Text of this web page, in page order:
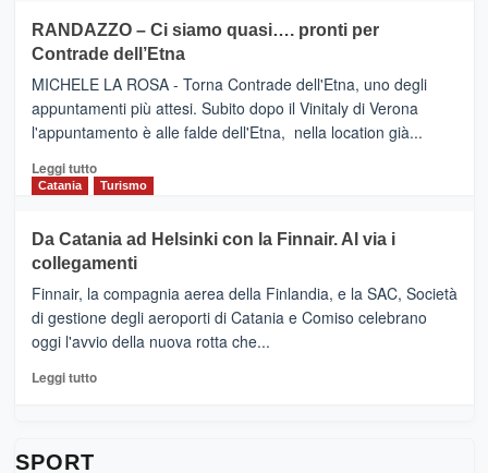
IL
NUOVO
SUMMER
CLUB
VIAGRANDE
(Ct)
–
Benanti
presenta
“Vino
&
Cultura
tappe
dell’enoturismo
RANDAZZO – Ci siamo quasi…. pronti per
Contrade dell’Etna
MICHELE LA ROSA - Torna Contrade dell'Etna, uno degli
appuntamenti più attesi. Subito dopo il Vinitaly di Verona
l'appuntamento è alle falde dell'Etna, nella location già...
Leggi tuttoLeggi
di
RANDAZZO
–
Ci
siamo
quasi….
pronti
per
Catania Turismo
Da Catania ad Helsinki con la Finnair. Al via i
collegamenti
Finnair, la compagnia aerea della Finlandia, e la SAC, Società
di gestione degli aeroporti di Catania e Comiso celebrano
oggi l'avvio della nuova rotta che...
Leggi tuttoLeggi
SPORT